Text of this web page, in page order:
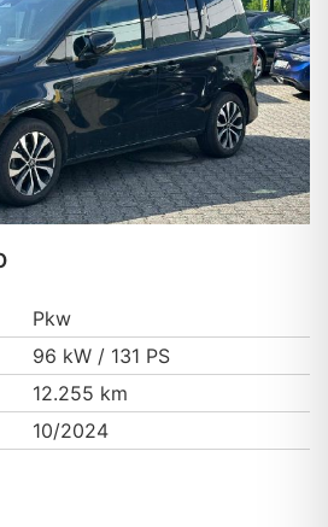
Pkw
96 kW / 131 PS
12.255 km
10/2024